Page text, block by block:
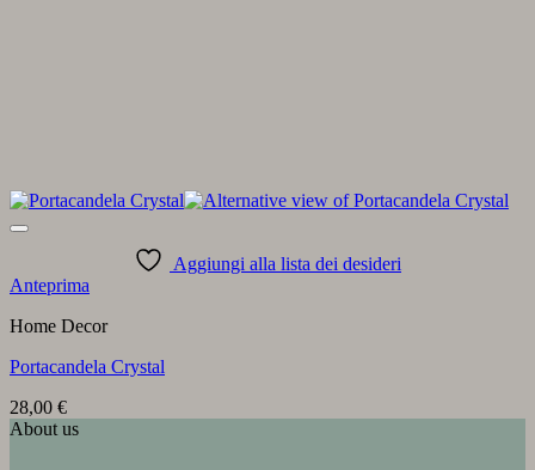
Aggiungi alla lista dei desideri
Anteprima
Home Decor
Portacandela Crystal
28,00 €
About us